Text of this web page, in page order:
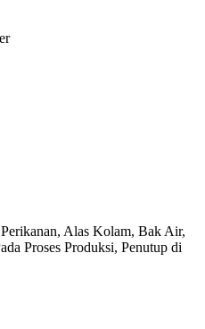
Alas Kolam, Bak Air,
Proses Produksi, Penutup di